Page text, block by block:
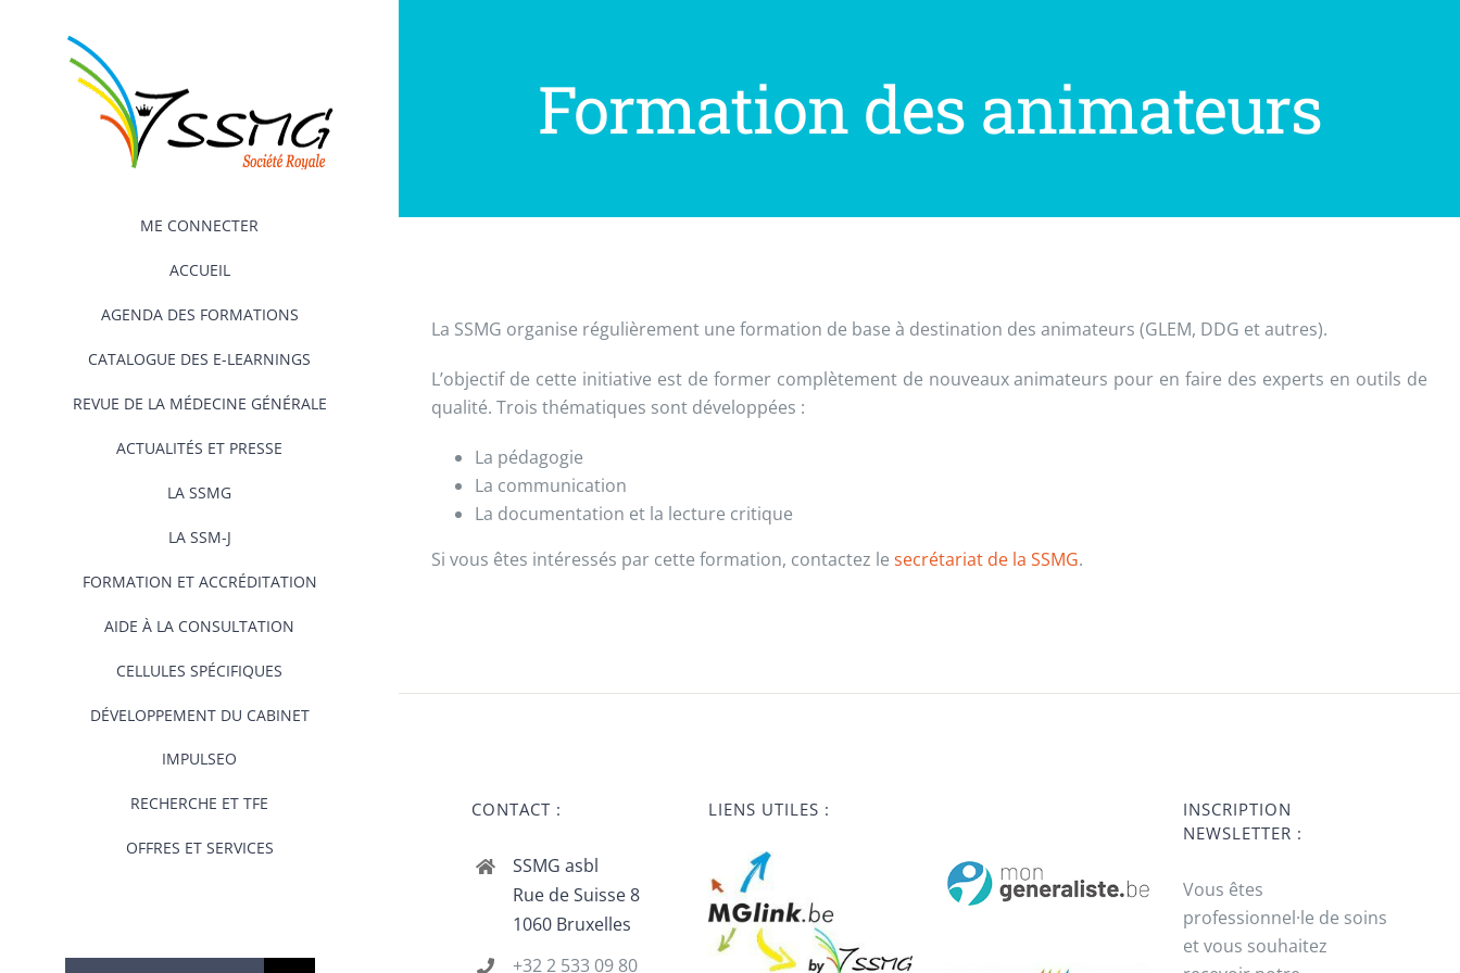
ME CONNECTER
ACCUEIL
AGENDA DES FORMATIONS
CATALOGUE DES E-LEARNINGS
REVUE DE LA MÉDECINE GÉNÉRALE
ACTUALITÉS ET PRESSE
LA SSMG
LA SSM-J
FORMATION ET ACCRÉDITATION
AIDE À LA CONSULTATION
CELLULES SPÉCIFIQUES
DÉVELOPPEMENT DU CABINET
IMPULSEO
RECHERCHE ET TFE
OFFRES ET SERVICES
Formation des animateurs
La SSMG organise régulièrement une formation de base à destination des animateurs (GLEM, DDG et autres).
L’objectif de cette initiative est de former complètement de nouveaux animateurs pour en faire des experts en outils de
qualité. Trois thématiques sont développées :
La pédagogie
La communication
La documentation et la lecture critique
Si vous êtes intéressés par cette formation, contactez le secrétariat de la SSMG.
CONTACT :
SSMG asbl
Rue de Suisse 8
1060 Bruxelles
+32 2 533 09 80
LIENS UTILES :
INSCRIPTION
NEWSLETTER :
Vous êtes
professionnel·le de soins
et vous souhaitez